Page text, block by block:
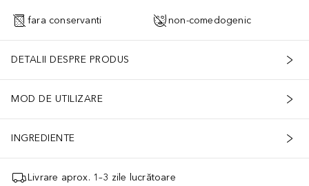
fara conservanti non-comedogenic
DETALII DESPRE PRODUS
MOD DE UTILIZARE
INGREDIENTE
Livrare aprox. 1–3 zile lucrătoare